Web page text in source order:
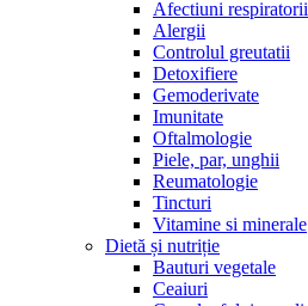
Afectiuni respiratorii
Alergii
Controlul greutatii
Detoxifiere
Gemoderivate
Imunitate
Oftalmologie
Piele, par, unghii
Reumatologie
Tincturi
Vitamine si minerale
Dietă și nutriție
Bauturi vegetale
Ceaiuri